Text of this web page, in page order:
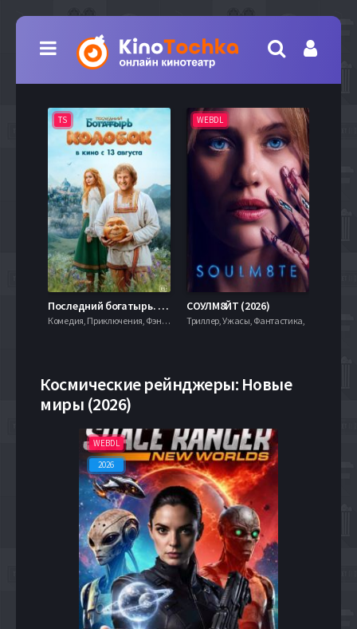
TS
Последний богатырь. Колобок (2026)
Комедия, Приключения, Фэнтези,
WEBDL
СОУЛМ8ЙТ (2026)
Триллер, Ужасы, Фантастика,
Космические рейнджеры: Новые
миры (2026)
WEBDL
2026